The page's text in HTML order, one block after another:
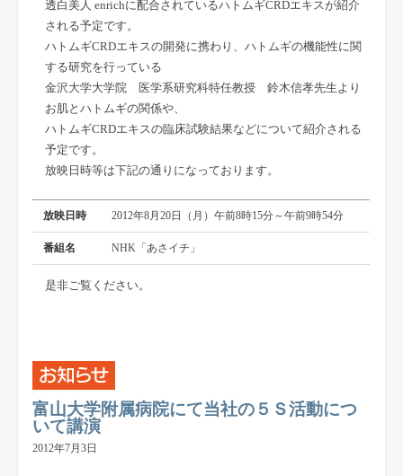
透白美人 enrichに配合されているハトムギCRDエキスが紹介
される予定です。
ハトムギCRDエキスの開発に携わり、ハトムギの機能性に関
する研究を行っている
金沢大学大学院 医学系研究科特任教授 鈴木信孝先生より
お肌とハトムギの関係や、
ハトムギCRDエキスの臨床試験結果などについて紹介される
予定です。
放映日時等は下記の通りになっております。
放映日時 2012年8月20日（月）午前8時15分～午前9時54分
番組名 NHK「あさイチ」
是非ご覧ください。
富山大学附属病院にて当社の５Ｓ活動につ
いて講演
2012年7月3日